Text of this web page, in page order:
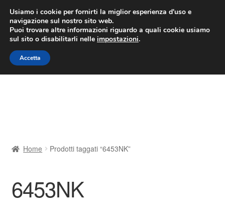
CONSEGNA da 7 EUR
Lun-Ven 9:00 - 16:00/800 580 290
Vai
alla
navigazione
Vai
al
contenuto
Contatto
Home Prodotti taggati “6453NK”
6453NK
Usiamo i cookie per fornirti la miglior esperienza d'uso e
navigazione sul nostro sito web.
Puoi trovare altre informazioni riguardo a quali cookie usiamo
sul sito o disabilitarli nelle impostazioni.
Accetta